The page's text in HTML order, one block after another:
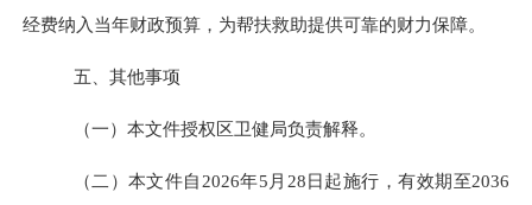
经费纳入当年财政预算，为帮扶救助提供可靠的财力保障。
五、其他事项
（一）本文件授权区卫健局负责解释。
（二）本文件自 2026年5月28日起施行，有效期至2036